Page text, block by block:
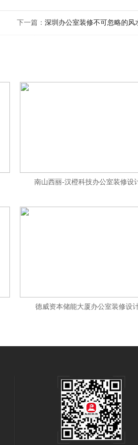
下一篇： 深圳办公室装修不可忽略的风
南山西丽-汉橙科技办公室装修设
德威资本储能大厦办公室装修设